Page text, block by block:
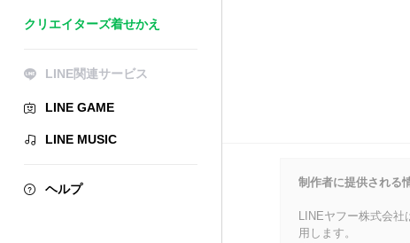
クリエイターズ着せかえ
LINE関連サービス
LINE GAME
LINE MUSIC
ヘルプ 制作者に提供される
LINEヤフー株式会
用します。